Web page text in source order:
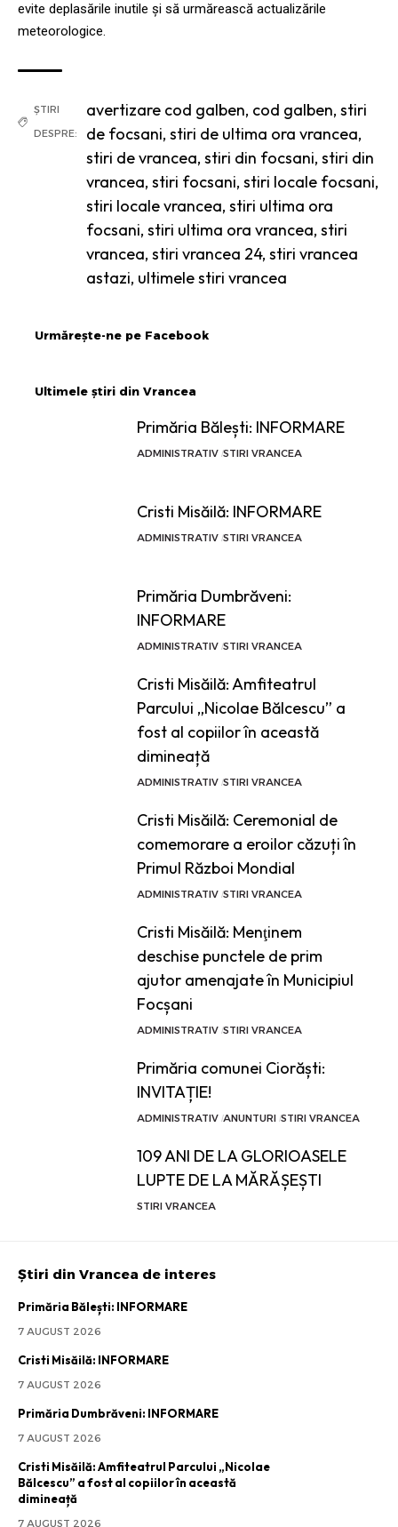
evite deplasările inutile și să urmărească actualizările
meteorologice.
ȘTIRI
DESPRE:
avertizare cod galben, cod galben, stiri
de focsani, stiri de ultima ora vrancea,
stiri de vrancea, stiri din focsani, stiri din
vrancea, stiri focsani, stiri locale focsani,
stiri locale vrancea, stiri ultima ora
focsani, stiri ultima ora vrancea, stiri
vrancea, stiri vrancea 24, stiri vrancea
astazi, ultimele stiri vrancea
Urmărește-ne pe Facebook
Ultimele știri din Vrancea
Primăria Bălești: INFORMARE
ADMINISTRATIV STIRI VRANCEA
Cristi Misăilă: INFORMARE
ADMINISTRATIV STIRI VRANCEA
Primăria Dumbrăveni:
INFORMARE
ADMINISTRATIV STIRI VRANCEA
Cristi Misăilă: Amfiteatrul
Parcului „Nicolae Bălcescu” a
fost al copiilor în această
dimineață
ADMINISTRATIV STIRI VRANCEA
Cristi Misăilă: Ceremonial de
comemorare a eroilor căzuți în
Primul Război Mondial
ADMINISTRATIV STIRI VRANCEA
Cristi Misăilă: Menţinem
deschise punctele de prim
ajutor amenajate în Municipiul
Focșani
ADMINISTRATIV STIRI VRANCEA
Primăria comunei Ciorăști:
INVITAȚIE!
ADMINISTRATIV ANUNTURI STIRI VRANCEA
109 ANI DE LA GLORIOASELE
LUPTE DE LA MĂRĂȘEȘTI
STIRI VRANCEA
Știri din Vrancea de interes
Primăria Bălești: INFORMARE
7 AUGUST 2026
Cristi Misăilă: INFORMARE
7 AUGUST 2026
Primăria Dumbrăveni: INFORMARE
7 AUGUST 2026
Cristi Misăilă: Amfiteatrul Parcului „Nicolae
Bălcescu” a fost al copiilor în această
dimineață
7 AUGUST 2026